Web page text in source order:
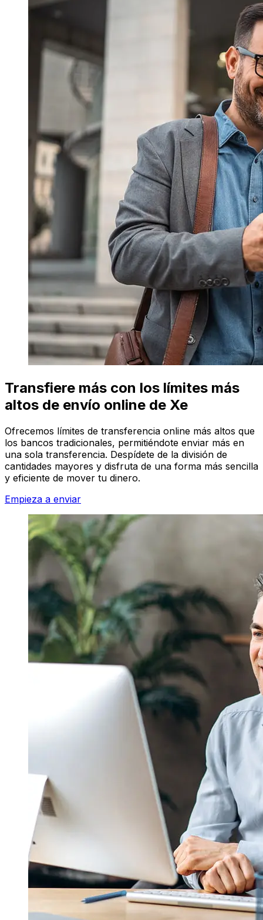
Transfiere más con los límites más
altos de envío online de Xe
Ofrecemos límites de transferencia online más altos que
los bancos tradicionales, permitiéndote enviar más en
una sola transferencia. Despídete de la división de
cantidades mayores y disfruta de una forma más sencilla
y eficiente de mover tu dinero.
Empieza a enviar